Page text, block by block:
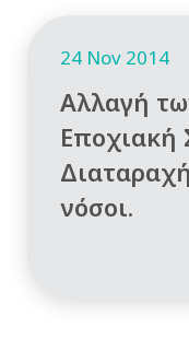
24 Nov 2014
Αλλαγή
Εποχιακή
νόσοι.